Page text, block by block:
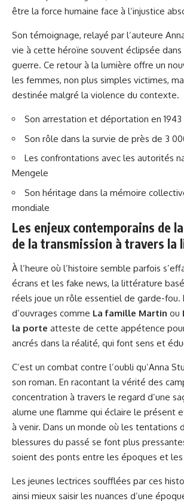
être la force humaine face à l’injustice
Son témoignage, relayé par l’auteure
vie à cette héroïne souvent éclipsée
guerre. Ce retour à la lumière offre un
les femmes, non plus simples victimes,
destinée malgré la violence du contexte.
Son arrestation et déportation en 1943
Son rôle dans la survie de près de 3
Les confrontations avec les autorités
Mengele
Son héritage dans la mémoire
mondiale
Les enjeux contemporains de
de la transmission à travers la
À l’heure où l’histoire semble parfois
écrans et les fake news, la littérature
réels joue un rôle essentiel de garde-fou.
d’ouvrages comme La famille Martin ou
la porte atteste de cette appétence
ancrés dans la réalité, qui font sens et
C’est un combat contre l’oubli qu’Anna
son roman. En racontant la vérité des
concentration à travers le regard d’une
alume une flamme qui éclaire le présent
à venir. Dans un monde où les tentations
blessures du passé se font plus
soient des ponts entre les époques et
Les jeunes lectrices soufflées par ces
ainsi mieux saisir les nuances d’une